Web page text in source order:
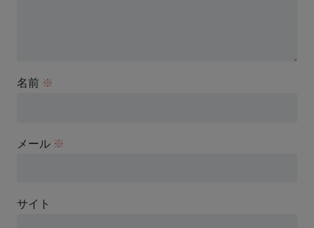
名前 ※
メール ※
サイト